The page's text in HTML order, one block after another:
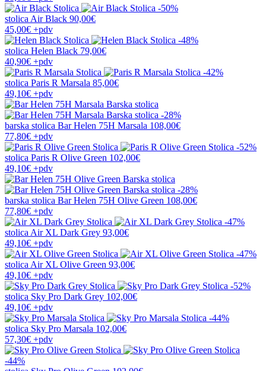
-50%
stolica Air Black 90,00€
45,00€ +pdv
-48%
stolica Helen Black 79,00€
40,90€ +pdv
-42%
stolica Paris R Marsala 85,00€
49,10€ +pdv
-28%
barska stolica Bar Helen 75H Marsala 108,00€
77,80€ +pdv
-52%
stolica Paris R Olive Green 102,00€
49,10€ +pdv
-28%
barska stolica Bar Helen 75H Olive Green 108,00€
77,80€ +pdv
-47%
stolica Air XL Dark Grey 93,00€
49,10€ +pdv
-47%
stolica Air XL Olive Green 93,00€
49,10€ +pdv
-52%
stolica Sky Pro Dark Grey 102,00€
49,10€ +pdv
-44%
stolica Sky Pro Marsala 102,00€
57,30€ +pdv
-44%